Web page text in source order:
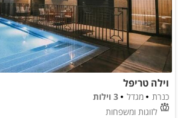
וילה טריפל
כנרת מגדל
3 וילות
לזוגות ומשפחות